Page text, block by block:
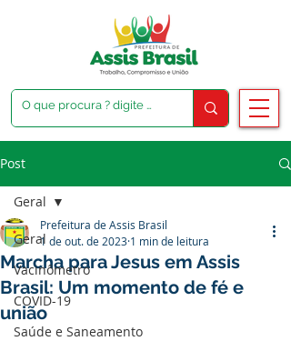
Post
Geral
Vacinômetro
COVID-19
Saúde e Saneamento
Geral
Marcha para Jesus em Assis
Brasil: Um momento de fé e
união
Prefeitura de Assis Brasil
1 de out. de 2023 1 min de leitura